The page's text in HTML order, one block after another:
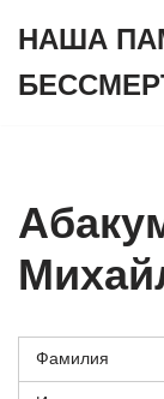
к
НАША
Фамилия